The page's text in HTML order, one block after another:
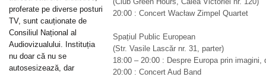
20:00 : Concert Wacław Zimpel Quartet
Spațiul Public European
(Str. Vasile Lascăr nr. 31, parter)
18:00 – 20:00 : Despre Europa prin imagini,
20:00 : Concert Aud Band
proferate pe diverse posturi
TV, sunt cauționate de
Consiliul Național al
Audiovizualului. Instituția
nu doar că nu se
autosesizează, dar